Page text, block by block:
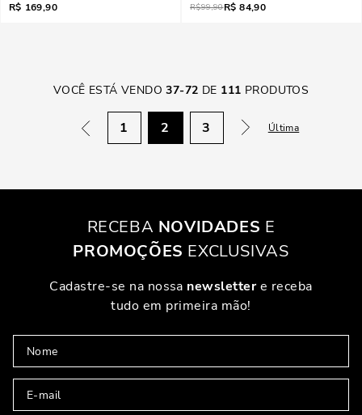
R$ 169,90 R$99,90R$ 84,90
VOCÊ ESTÁ VENDO 37-72 DE 111 PRODUTOS
1 2 3 Última
RECEBA NOVIDADES E
PROMOÇÕES EXCLUSIVAS
Cadastre-se na nossa newslettere receba
tudo em primeira mão!